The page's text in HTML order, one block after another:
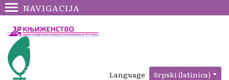
NAVIGACIJA
Language Srpski (latinica)